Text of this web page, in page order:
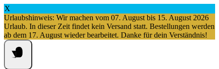
X
Urlaubshinweis: Wir machen vom 07. August bis 15. August 2026
Urlaub. In dieser Zeit findet kein Versand statt. Bestellungen werden
ab dem 17. August wieder bearbeitet. Danke für dein Verständnis!
Springe
zum
Inhalt